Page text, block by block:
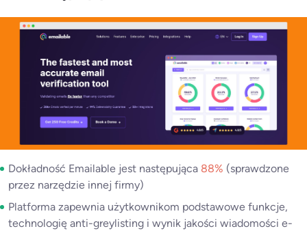
Dokładność Emailable jest następująca 88% (sprawdzone
przez narzędzie innej firmy)
Platforma zapewnia użytkownikom podstawowe funkcje,
technologię anti-greylisting i wynik jakości wiadomości e-